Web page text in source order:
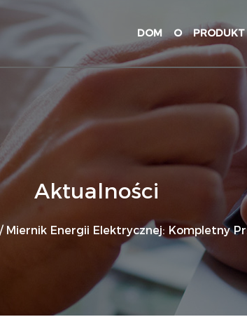
DOM O PRODUKT
Aktualności
/ Miernik Energii Elektrycznej: Kompletny